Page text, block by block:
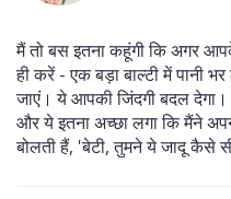
मैं तो बस इतना कहूंगी कि अगर
ही करें - एक बड़ा बाल्टी में पानी
जाएं। ये आपकी जिंदगी बदल
और ये इतना अच्छा लगा कि मैंने
बोलती हैं, 'बेटी, तुमने ये जादू कैसे